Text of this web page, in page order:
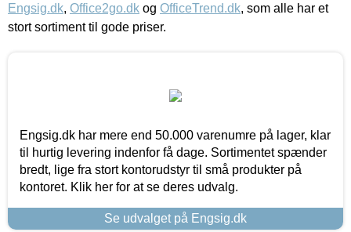
Engsig.dk, Office2go.dk og OfficeTrend.dk, som alle har et
stort sortiment til gode priser.
Engsig.dk har mere end 50.000 varenumre på lager, klar
til hurtig levering indenfor få dage. Sortimentet spænder
bredt, lige fra stort kontorudstyr til små produkter på
kontoret. Klik her for at se deres udvalg.
Se udvalget på Engsig.dk